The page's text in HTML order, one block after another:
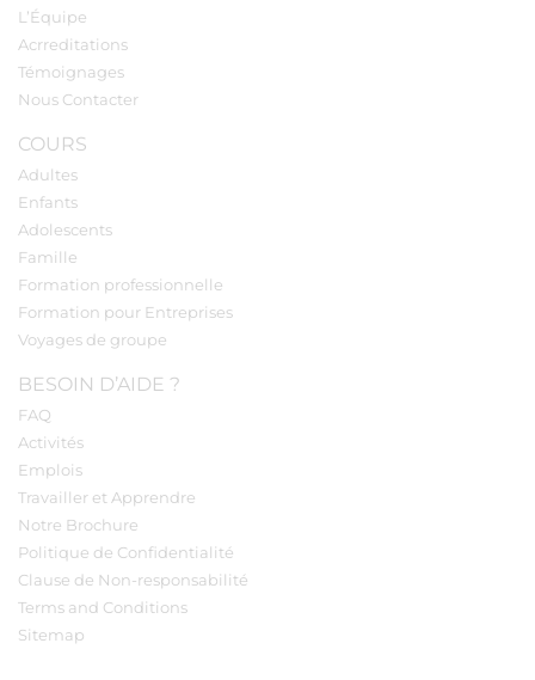
L’Équipe
Acrreditations
Témoignages
Nous Contacter
COURS
Adultes
Enfants
Adolescents
Famille
Formation professionnelle
Formation pour Entreprises
Voyages de groupe
BESOIN D’AIDE ?
FAQ
Activités
Emplois
Travailler et Apprendre
Notre Brochure
Politique de Confidentialité
Clause de Non-responsabilité
Terms and Conditions
Sitemap